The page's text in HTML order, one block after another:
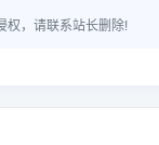
权，请联系站长删除!